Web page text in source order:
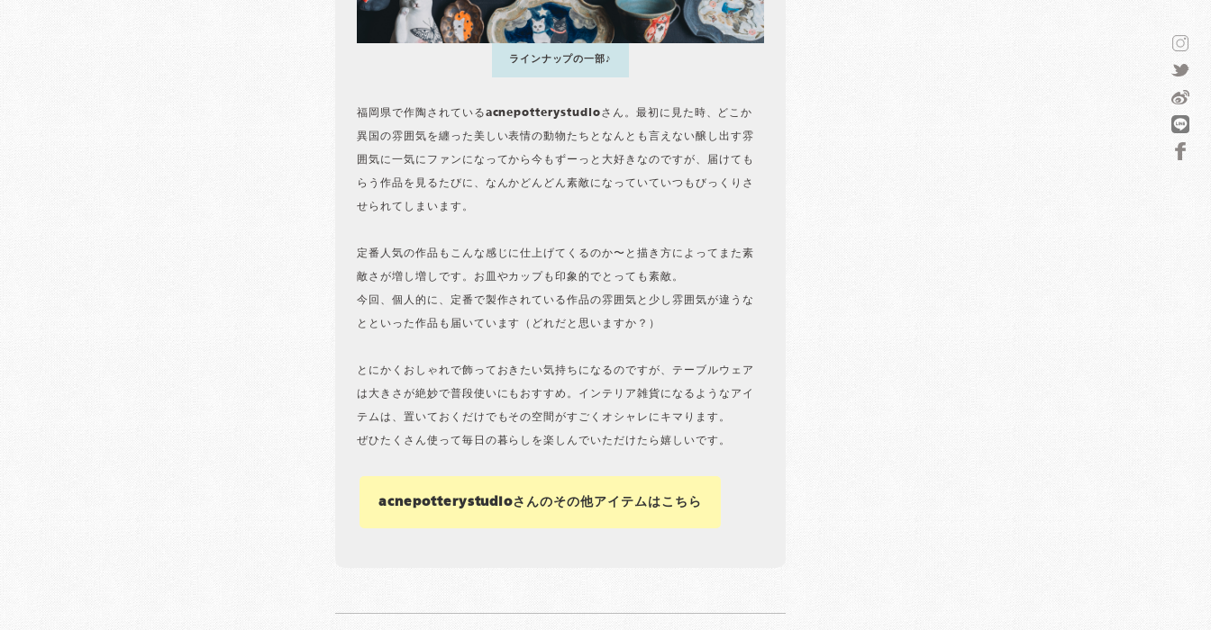
ラインナップの一部♪
福岡県で作陶されているacnepotterystudioさん。最初に見た時、どこか
異国の雰囲気を纏った美しい表情の動物たちとなんとも言えない醸し出す雰
囲気に一気にファンになってから今もずーっと大好きなのですが、届けても
らう作品を見るたびに、なんかどんどん素敵になっていていつもびっくりさ
せられてしまいます。
定番人気の作品もこんな感じに仕上げてくるのか〜と描き方によってまた素
敵さが増し増しです。お皿やカップも印象的でとっても素敵。
今回、個人的に、定番で製作されている作品の雰囲気と少し雰囲気が違うな
とといった作品も届いています（どれだと思いますか？）
とにかくおしゃれで飾っておきたい気持ちになるのですが、テーブルウェア
は大きさが絶妙で普段使いにもおすすめ。インテリア雑貨になるようなアイ
テムは、置いておくだけでもその空間がすごくオシャレにキマります。
ぜひたくさん使って毎日の暮らしを楽しんでいただけたら嬉しいです。
acnepotterystudioさんのその他アイテムはこちら